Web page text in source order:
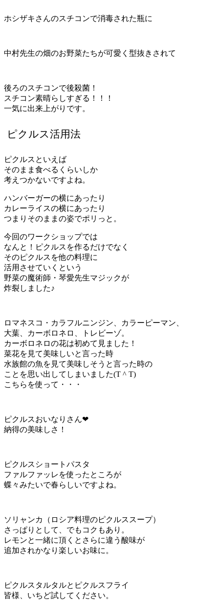
ホシザキさんのスチコンで消毒された瓶に
中村先生の畑のお野菜たちが可愛く型抜きされて
後ろのスチコンで後殺菌！
スチコン素晴らしすぎる！！！
一気に出来上がりです。
ピクルス活用法
ピクルスといえば
そのまま食べるくらいしか
考えつかないですよね。
ハンバーガーの横にあったり
カレーライスの横にあったり
つまりそのままの姿でポリっと。
今回のワークショップでは
なんと！ピクルスを作るだけでなく
そのピクルスを他の料理に
活用させていくという
野菜の魔術師・琴愛先生マジックが
炸裂しました♪
ロマネスコ・カラフルニンジン、カラーピーマン、
大葉、カーボロネロ、トレビーゾ。
カーボロネロの花は初めて見ました！
菜花を見て美味しいと言った時
水族館の魚を見て美味しそうと言った時の
ことを思い出してしまいました(T ^ T)
こちらを使って・・・
ピクルスおいなりさん❤
納得の美味しさ！
ピクルスショートパスタ
ファルファッレを使ったところが
蝶々みたいで春らしいですよね。
ソリャンカ（ロシア料理のピクルススープ）
さっぱりとして、でもコクもあり。
レモンと一緒に頂くとさらに違う酸味が
追加されかなり楽しいお味に。
ピクルスタルタルとピクルスフライ
皆様、いちど試してください。